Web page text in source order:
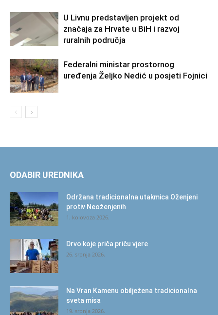
U Livnu predstavljen projekt od
značaja za Hrvate u BiH i razvoj
ruralnih područja
Federalni ministar prostornog
uređenja Željko Nedić u posjeti Fojnici
ODABIR UREDNIKA
Održana tradicionalna utakmica Oženjeni
protiv Neoženjenih
1. kolovoza 2026.
Drvo koje priča priču vjere
26. srpnja 2026.
Na Vran Kamenu obilježena tradicionalna
sveta misa
19. srpnja 2026.